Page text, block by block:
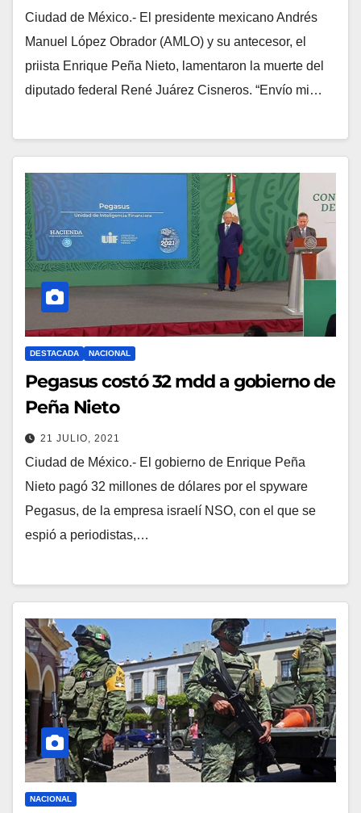
Ciudad de México.- El presidente mexicano Andrés
Manuel López Obrador (AMLO) y su antecesor, el
priista Enrique Peña Nieto, lamentaron la muerte del
diputado federal René Juárez Cisneros. “Envío mi…
DESTACADA NACIONAL
Pegasus costó 32 mdd a gobierno de
Peña Nieto
21 JULIO, 2021
Ciudad de México.- El gobierno de Enrique Peña
Nieto pagó 32 millones de dólares por el spyware
Pegasus, de la empresa israelí NSO, con el que se
espió a periodistas,…
NACIONAL